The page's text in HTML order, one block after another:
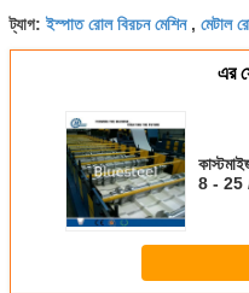
ট্যাগ:ইস্পাত রোল বিরচন মেশিন, মেটাল
এর
8 - 25 /